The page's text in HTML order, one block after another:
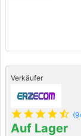
Verkäufer
star star star star star_half
Auf Lager